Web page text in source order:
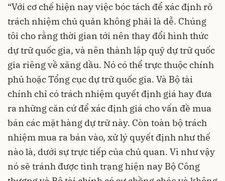
“Với cơ chế hiện nay việc bóc tách để xác định rõ
trách nhiệm chủ quản không phải là dễ. Chúng
tôi cho rằng thời gian tới nên thay đổi hình thức
dự trữ quốc gia, và nên thành lập quỹ dự trữ quốc
gia riêng về xăng dầu. Nó có thể trực thuộc chính
phủ hoặc Tổng cục dự trữ quốc gia. Và Bộ tài
chính chỉ có trách nhiệm quyết định giá hay đưa
ra những căn cứ để xác định giá cho vấn đề mua
bán các mặt hàng dự trữ này. Còn toàn bộ trách
nhiệm mua ra bán vào, xử lý quyết định như thế
nào là, dưới sự trực tiếp của chủ quan. Vì như vậy
nó sẽ tránh được tình trạng hiện nay Bộ Công